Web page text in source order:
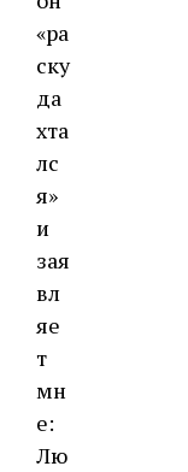
«ра
ску
да
хта
лс
я»
и
зая
вл
яе
т
мн
е:
Лю